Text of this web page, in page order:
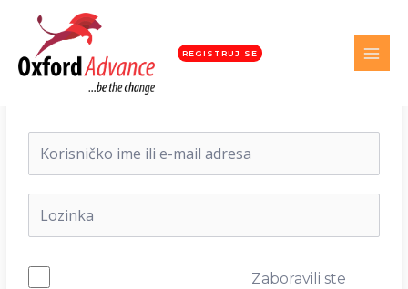
REGISTRUJ SE
Dobrodošli nazad!
Zaboravili ste